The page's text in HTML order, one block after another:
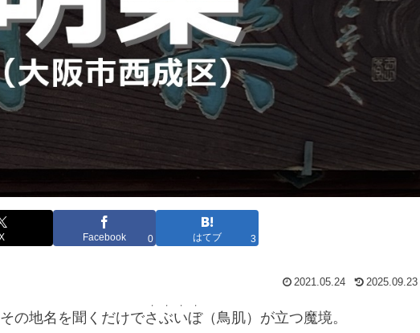
Facebook 0 はてブ 3
2021.05.24 2025.09.23
の地名を聞くだけでさぶいぼ
・・・・
（鳥肌）が立つ魔境。